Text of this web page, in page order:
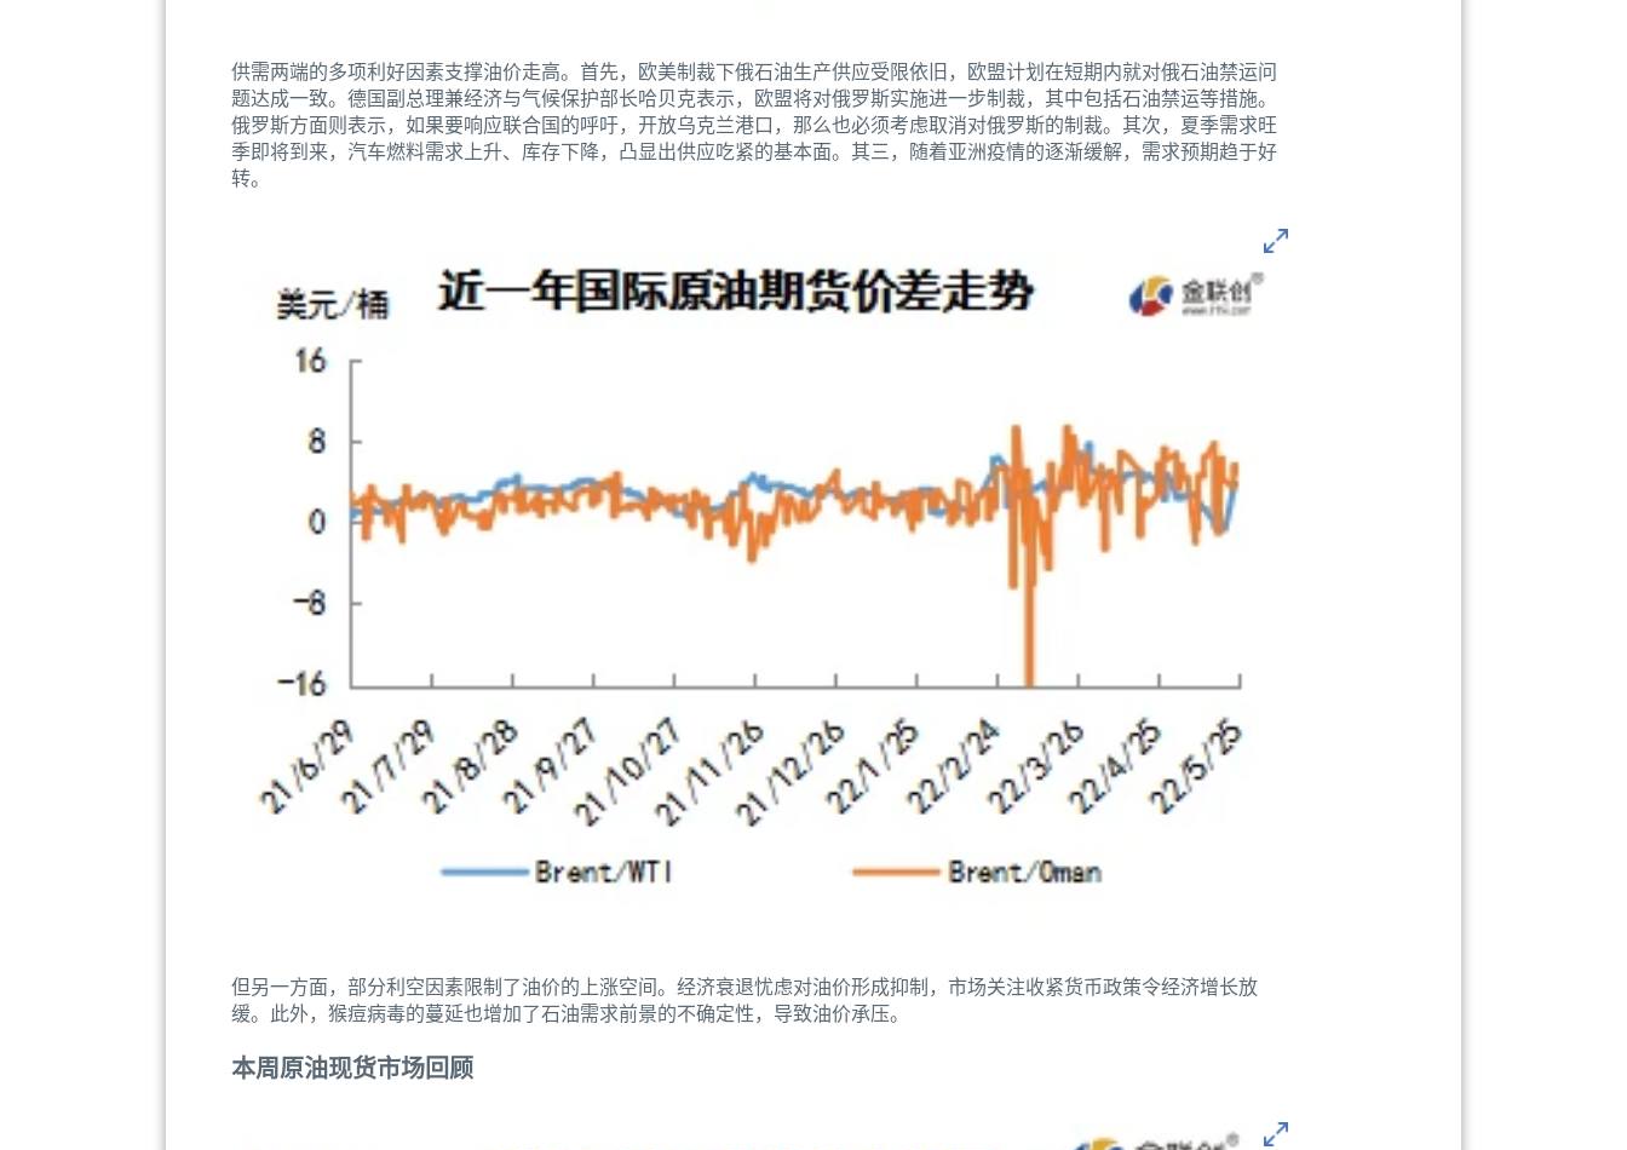
供需两端的多项利好因素支撑油价走高。首先，欧美制裁下俄石油生产供应受限依旧，欧盟计划在短期内就对俄石油禁运问
题达成一致。德国副总理兼经济与气候保护部长哈贝克表示，欧盟将对俄罗斯实施进一步制裁，其中包括石油禁运等措施。
俄罗斯方面则表示，如果要响应联合国的呼吁，开放乌克兰港口，那么也必须考虑取消对俄罗斯的制裁。其次，夏季需求旺
季即将到来，汽车燃料需求上升、库存下降，凸显出供应吃紧的基本面。其三，随着亚洲疫情的逐渐缓解，需求预期趋于好
转。
但另一方面，部分利空因素限制了油价的上涨空间。经济衰退忧虑对油价形成抑制，市场关注收紧货币政策令经济增长放
缓。此外，猴痘病毒的蔓延也增加了石油需求前景的不确定性，导致油价承压。
本周原油现货市场回顾